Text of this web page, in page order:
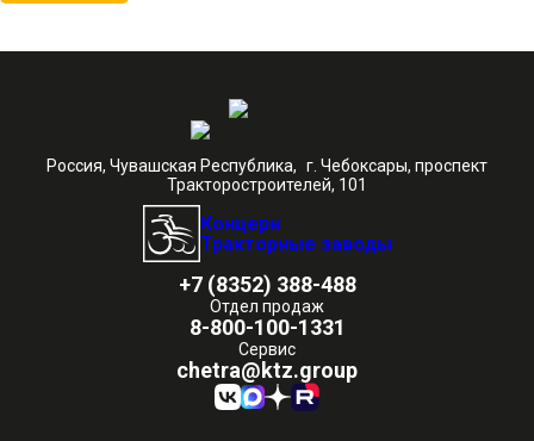
Россия, Чувашская Республика, г. Чебоксары, проспект
Тракторостроителей, 101
Концерн
Тракторные заводы
+7 (8352) 388-488
Отдел продаж
8-800-100-1331
Сервис
chetra@ktz.group